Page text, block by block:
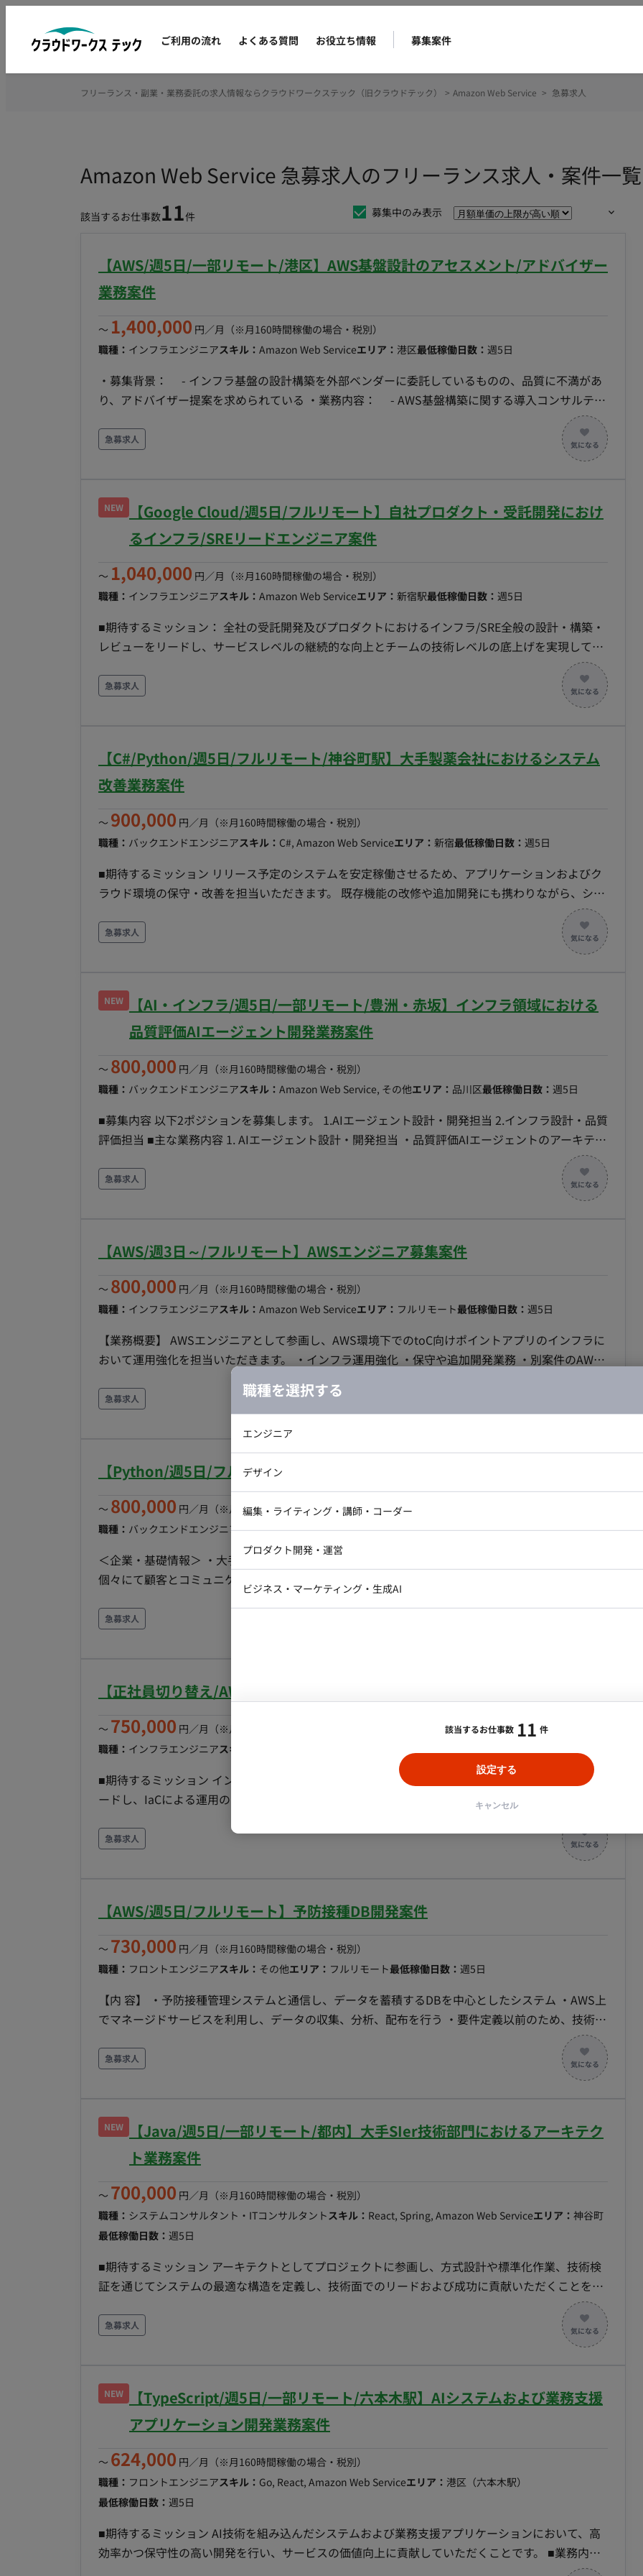
ご利用の流れ よくある質問 お役立ち情報 募集案件
Amazon Web Service 急募求人のフリーランス求人・案件一覧
該当するお仕事数11件 募集中のみ表示
【AWS/週5日/一部リモート/港区】AWS基盤設計のアセスメント/アドバイザー
業務案件
〜 1,400,000 円／月 （※月160時間稼働の場合・税別）
職種： インフラエンジニアスキル： Amazon Web Serviceエリア： 港区最低稼働日数： 週5日
・募集背景： - インフラ基盤の設計構築を外部ベンダーに委託しているものの、品質に不満があ
り、アドバイザー提案を求められている ・業務内容： - AWS基盤構築に関する導入コンサルティ
ング - AWSクラウド基盤設計のアセスメント/アドバイザー - 成果物レビュー（基本設計書、詳
細設計書等）、品質管理
急募求人
NEW
【Google Cloud/週5日/フルリモート】自社プロダクト・受託開発におけ
るインフラ/SREリードエンジニア案件
〜 1,040,000 円／月 （※月160時間稼働の場合・税別）
職種： インフラエンジニアスキル： Amazon Web Serviceエリア： 新宿駅最低稼働日数： 週5日
■期待するミッション： 全社の受託開発及びプロダクトにおけるインフラ/SRE全般の設計・構築・
レビューをリードし、サービスレベルの継続的な向上とチームの技術レベルの底上げを実現してい
計・構築 ・自社プロダクトおよび受託開発プロジェクトにおけるアーキテクチャ設計とTerraform
による構築 ・ポリシー策定・ガバナンス管理 ・Google Cloudの利用ポリシー策定と管理（利便性
定、障害発生時の対応フローの策定 ・チームマネジメント・技術推進 ・インフラ/SREチームのマ
ネジメントおよび社内外への技術力向上支援 ・課題の特定・解決策の提示、継続的なインフラ改善
DB：MySQL, PostgreSQL, Redis インフラ：Google Cloud, AWS, Azure, Terraform, Nginx,
Fluentd, CloudWatch, Datadog ■働き方： 稼働量：週5日（月160時間） リモート稼働：フルリモ
急募求人
【C#/Python/週5日/フルリモート/神谷町駅】大手製薬会社におけるシステム
改善業務案件
〜 900,000 円／月 （※月160時間稼働の場合・税別）
職種： バックエンドエンジニアスキル： C#, Amazon Web Serviceエリア： 新宿最低稼働日数： 週5日
■期待するミッション リリース予定のシステムを安定稼働させるため、アプリケーションおよびク
ラウド環境の保守・改善を担当いただきます。 既存機能の改修や追加開発にも携わりながら、シス
遂行。 ＡシステムＣシステムを0.5人月ずつ担当いただきます。 <Ａシステム> ・創薬関連製品を取
り扱っているが、その製品保守は別の専任者が担当するため、あくまで開発物（C#アプリ）+その
のPJとして継続実施予定（この保守とは別のPJ活動） <Cシステム> 認証方式として、ALBのOIDC
認証を使用し、Azure EntraIDを用いたSSO認証を行う 開発物（djangoアプリ）+その実行基盤
(AWS)が保守範囲となる。 状況 ・2026/07に新規リリース予定のシステムの保守。 ・リリース後の
稼働：リモート可（何かあった際には神谷町出社できる方を想定） ■面談は1～2回を想定しており
ます。
急募求人
NEW
【AI・インフラ/週5日/一部リモート/豊洲・赤坂】インフラ領域における
品質評価AIエージェント開発業務案件
〜 800,000 円／月 （※月160時間稼働の場合・税別）
職種： バックエンドエンジニアスキル： Amazon Web Service, その他エリア： 品川区最低稼働日数： 週5日
■募集内容 以下2ポジションを募集します。 1.AIエージェント設計・開発担当 2.インフラ設計・品質
評価担当 ■主な業務内容 1. AIエージェント設計・開発担当 ・品質評価AIエージェントのアーキテク
チャ設計 ・AIエージェントのMVP開発、実装 ・設計書、パラメータシート、コンフィグ等の評価
処理の実装 ・評価結果のばらつき、再現性に関する原因分析 ・プロンプト、評価ロジック、ガード
レールの設計 ・複数のLLMを活用した第三者評価方式の検討 ・評価結果の記録、可視化、改善 ・
タシート、コンフィグ等の品質評価観点の整理 ・インフラ設計における評価基準、チェック項目の
むインフラ評価ルールの設計 ・評価結果の妥当性確認、改善提案 ・顧客、有識者、AIエージェン
ト担当との仕様調整 ・AWSを含む対象インフラ環境の技術確認 ■開発環境 ・GitHub Copilot ・
LLM：Claude ・リポジトリ：GitHub ・クラウド：AWSを想定 ■期間 2026年9月～長期 ■勤務地 豊
洲、弊社赤坂 ※リモート併用
急募求人
【AWS/週3日～/フルリモート】AWSエンジニア募集案件
〜 800,000 円／月 （※月160時間稼働の場合・税別）
職種： インフラエンジニアスキル： Amazon Web Serviceエリア： フルリモート最低稼働日数： 週5日
【業務概要】 AWSエンジニアとして参画し、AWS環境下でのtoC向けポイントアプリのインフラに
おいて運用強化を担当いただきます。 ・インフラ運用強化 ・保守や追加開発業務 ・別案件のAWS
フラ環境：AWS(ECS・Lambda) ・検索基盤：Elasticsearch ・その他：API Gateway・Redis・
急募求人
【Python/週5日/フルリモート】評価環境開発業務案件
〜 800,000 円／月 （※月160時間稼働の場合・税別）
職種： バックエンドエンジニアスキル：Pythonエリア：都内最低稼働日数：週5日
＜企業・基礎情報＞ ・大手先進技術研究開発企業 ・アジャイル（Scrum）での開発（メンバー
個々にて顧客とコミュニケーションが必要です。） ・CAC本体が参画している案件にプロジェクト
メンバーとして参画 ・基本オンライン（出社がある場合は東京） ＜①AI学習・評価のPipeline保
守：1名希望＞ 現在参画しているメンバーが長期休暇（育休）になる為、その間の補完を希望しま
など 想定スキルセット ・Python（基本的なライブラリが扱える） ・AWS（EC2、DDB、S3、など
～12月 想定実施内容 ・推論結果と正解値の評価を行うシステムの実装 →膨大なレコードの中が
正しいロジックのもと、評価処理が動くよう実装できる ・評価の実施、解析 →正しいロジック
での評価実施結果の確認、及びズレがあった際にコードのバグなのか、推論が間違っているか等の
検証を行う 想定スキルセット ・論理的思考ができる方 ・基本的なプログラミングの構造が理解で
きる ・Pythonの経験（特にPandas、Pool、Plotly） ・AWSの経験（特にRDS（Aurora）、
DDB、S3、Athena） ・Athenaを利用する為のSQLの経験
急募求人
【正社員切り替え/AWS/週3日～/フルリモート】AWSインフラ構築業務案件
〜 750,000 円／月 （※月160時間稼働の場合・税別）
職種： インフラエンジニアスキル：
■期待するミッション インフラエンジニアとして、AWSを中心とした環境の設計・構築・運用をリ
ードし、IaCによる運用の自動化・効率化を実現すること。また、クライアントの要望を汲み取
とを期待しています。 ■ 具体的な業務内容 ・クライアントとのコミュニケーションを通じたインフ
ラ要件の定義 ・AWS環境および物理/仮想サーバー環境の設計・構築 ・CloudFormationやAnsible
トが複数あるため、適性に合わせてアサインさせていただきます。 ■働き方 ・月の稼働量： 応相談
フレックス稼働： 可能
急募求人
【AWS/週5日/フルリモート】予防接種DB開発案件
〜 730,000 円／月 （※月160時間稼働の場合・税別）
職種： フロントエンジニアスキル： その他エリア： フルリモート最低稼働日数： 週5日
【内 容】 ・予防接種管理システムと通信し、データを蓄積するDBを中心としたシステム ・AWS上
でマネージドサービスを利用し、データの収集、分析、配布を行う ・要件定義以前のため、技術要
素はこれから決定するが、足回りがAWSなのは確定している ・今現状は、GoかJavaになる可能性
が高いです。 【場 所】原則フルリモート（PCセットアップで初日出社を想定） ※但し状況によ
急募求人
NEW
【Java/週5日/一部リモート/都内】大手SIer技術部門におけるアーキテク
ト業務案件
〜 700,000 円／月 （※月160時間稼働の場合・税別）
職種： システムコンサルタント・ITコンサルタントスキル： React, Spring, Amazon Web Serviceエリア： 神谷町
最低稼働日数： 週5日
■期待するミッション アーキテクトとしてプロジェクトに参画し、方式設計や標準化作業、技術検
証を通じてシステムの最適な構造を定義し、技術面でのリードおよび成功に貢献いただくことを期
討・策定および技術面でのリード ・各プロジェクト（航空会社向け予約管理システム、運送会社向
けDX、複合機メーカー業務システム等）における技術課題の解決 ・担当工程：要件定義、設計、
AWS, Azure ■働き方 ・稼働量：週5日 ・リモート稼働：一部リモート ※打合せ時等に顧客先や大
手Sier（神谷町）に出社の可能性有り。完全リモート不可。案件ごとに出社頻度にばらつきあり。
・フレックス稼働：不可
急募求人
NEW
【TypeScript/週5日/一部リモート/六本木駅】AIシステムおよび業務支援
アプリケーション開発業務案件
〜 624,000 円／月 （※月160時間稼働の場合・税別）
職種： フロントエンジニアスキル： Go, React, Amazon Web Serviceエリア： 港区（六本木駅）
最低稼働日数： 週5日
■期待するミッション AI技術を組み込んだシステムおよび業務支援アプリケーションにおいて、高
効率かつ保守性の高い開発を行い、サービスの価値向上に貢献していただくことです。 ■業務内
容・担当工程 自社で展開するAIを活用したAIシステムおよび、オペレーター向けの業務支援アプリ
職種を選択する
エンジニア
インフラエンジニア
テストエンジニア・テクニカルサポート
AIエンジニア・機械学習エン
デザイン
Webデザイナー・UI/UXデザイナー
ラストレーター
編集・ライティング・講師・コーダー
プロダクト開発・運営
クトマネージャー
ビジネス・マーケティング・生成AI
該当するお仕事数 11 件
設定する
キャンセル
フリーランス・副業・業務委託の求人情報ならクラウドワークステック（旧クラウドテック） > Amazon Web Service > 急募求人